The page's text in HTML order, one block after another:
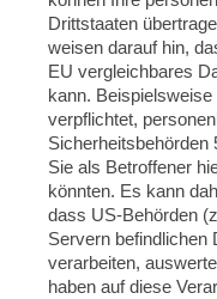
Drittstaaten
weisen darauf hin,
EU vergleichbares
kann.
verpflichtet,
Sicherheitsbehörden
Sie als Betroffener
könnten. Es kann
dass US-Behörden
Servern
verarbeiten,
haben auf diese